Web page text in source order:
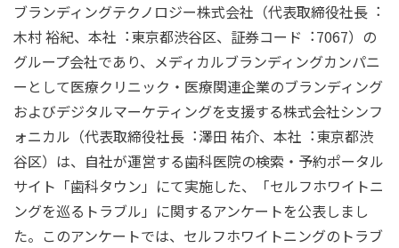
ブランディングテクノロジー株式会社（代表取締役社⻑︓
⽊村 裕紀、本社︓東京都渋⾕区、証券コード︓7067）の
グループ会社であり、メディカルブランディングカンパニ
ーとして医療クリニック・医療関連企業のブランディング
およびデジタルマーケティングを⽀援する株式会社シンフ
ォニカル（代表取締役社⻑︓澤⽥ 祐介、本社︓東京都渋
⾕区）は、⾃社が運営する⻭科医院の検索・予約ポータル
サイト「⻭科タウン」にて実施した、「セルフホワイトニ
ングを巡るトラブル」に関するアンケートを公表しまし
た。このアンケートでは、セルフホワイトニングのトラブ